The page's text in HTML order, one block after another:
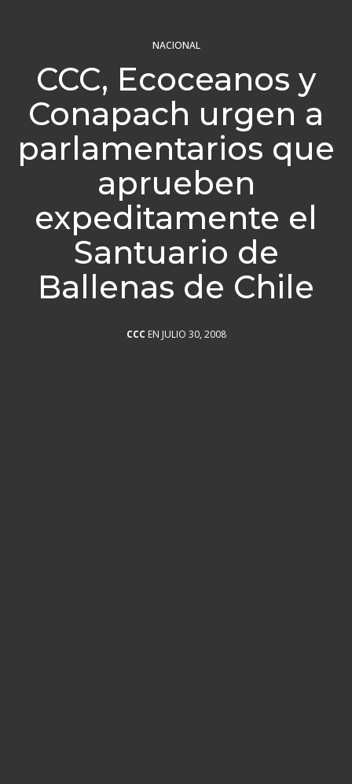
NACIONAL
CCC, Ecoceanos y
Conapach urgen a
parlamentarios que
aprueben
expeditamente el
Santuario de
Ballenas de Chile
CCC EN JULIO 30, 2008